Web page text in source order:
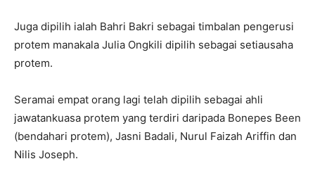
Juga dipilih ialah Bahri Bakri sebagai timbalan pengerusi
protem manakala Julia Ongkili dipilih sebagai setiausaha
protem.
Seramai empat orang lagi telah dipilih sebagai ahli
jawatankuasa protem yang terdiri daripada Bonepes Been
(bendahari protem), Jasni Badali, Nurul Faizah Ariffin dan
Nilis Joseph.